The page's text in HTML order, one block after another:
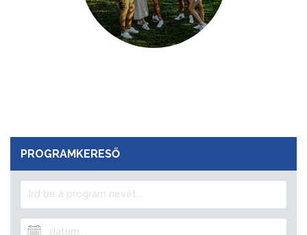
PROGRAMKERESŐ